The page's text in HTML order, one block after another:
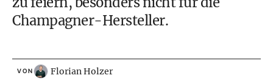
Champagner-Hersteller.
VON Florian Holzer